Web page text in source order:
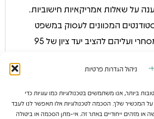
ניהול הגדרות פרטיות
ביותר, אנו משתמשים בטכנולוגיות כמו עוגיות כדי
המכשיר שלך. הסכמה לטכנולוגיות אלו תאפשר לנו לעבד
או מזהים ייחודיים באתר זה. אי-מתן הסכמה או ביטולה
על שאלות אמריקאיות חישוביות.
המכוונים לעסוק במשפט
כלכלי-מסחרי ועליהם להציב יעד ציון של 95
ומתי הוא יתקיים?